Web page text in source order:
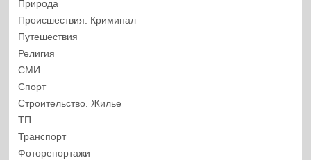
Природа
Происшествия. Криминал
Путешествия
Религия
СМИ
Спорт
Строительство. Жилье
ТП
Транспорт
Фоторепортажи